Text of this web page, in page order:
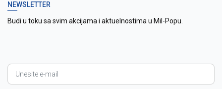
NEWSLETTER
Budi u toku sa svim akcijama i aktuelnostima u Mil-Popu.